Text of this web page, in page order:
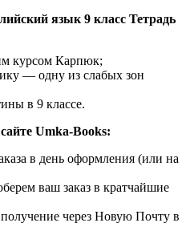
язык 9 класс Тетрадь
курсом Карпюк;
— одну из слабых зон
в 9 классе.
Umka-Books:
в день оформления (или на
ваш заказ в кратчайшие
через Новую Почту в